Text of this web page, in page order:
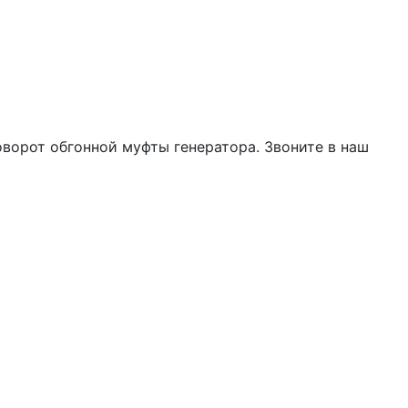
обгонной муфты генератора. Звоните в наш